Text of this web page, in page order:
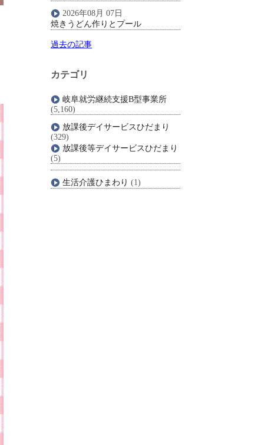
2026年08月 07日
焼きうどん作りとプール
過去の記事
カテゴリ
岐阜就労継続支援B型事業所
(5,160)
放課後デイサービスひだまり
(329)
放課後等デイサービスひだまり
(5)
生活介護ひまわり (1)